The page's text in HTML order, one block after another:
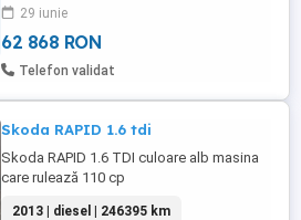
29 iunie
62 868 RON
Telefon validat
Skoda RAPID 1.6 tdi
Skoda RAPID 1.6 TDI culoare alb masina
care rulează 110 cp
2013 | diesel | 246395 km